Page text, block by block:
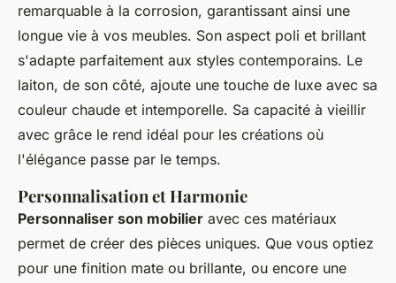
remarquable à la corrosion, garantissant ainsi une
longue vie à vos meubles. Son aspect poli et brillant
s'adapte parfaitement aux styles contemporains. Le
laiton, de son côté, ajoute une touche de luxe avec sa
couleur chaude et intemporelle. Sa capacité à vieillir
avec grâce le rend idéal pour les créations où
l'élégance passe par le temps.
Personnalisation et Harmonie
Personnaliser son mobilier avec ces matériaux
permet de créer des pièces uniques. Que vous optiez
pour une finition mate ou brillante, ou encore une